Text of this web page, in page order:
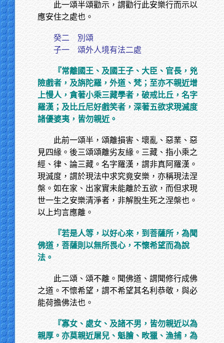
此一頌半頌勸示，謂勸行此安樂行而示以
應安住之處也。
癸二 別頌
子一 頌外人境有法二處
『常離國王、及國王子、大臣、官長，兇
險戲者，及旃陀羅，外道、梵；至亦不親近增
上慢人，貪著小乘三藏學者，破戒比丘，名字
羅漢；及比丘尼好戲笑者，深著五欲求現滅度
諸優婆夷，皆勿親近。
此前一頌半，頌離損害、壞亂、惡業、惡
見四緣。後三頌頌離劣友緣。三藏、指小乘之
經、律、論三藏。名字羅漢，謂非真阿羅漢。
現滅度，謂於現法中求究竟安樂，亦稱現法涅
槃。如在家、出家實未能離於五欲，而但求現
世一生之安樂清淨者，非解脫生死之涅槃也。
以上均言應離。
『若是人等，以好心來，到菩薩所，為聞
佛道，菩薩則以無所畏心，不懷希望而為說
法。
此二頌、頌不離。聞佛道、謂聞修行成佛
之道。不懷希望，謂不希望其名利恭敬，與必
能荷擔佛法也。
『寡女、處女、及諸不男，皆勿親近以為
親厚。亦莫親近屠兒、魁膾、畋獵、漁捕，為